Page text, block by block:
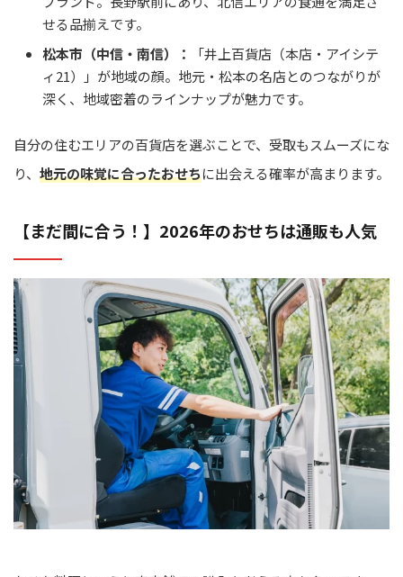
せる品揃えです。
松本市（中信・南信）：
「井上百貨店（本店・アイシテ
ィ21）」が地域の顔。地元・松本の名店とのつながりが
深く、地域密着のラインナップが魅力です。
自分の住むエリアの百貨店を選ぶことで、受取もスムーズにな
り、 地元の味覚に合ったおせちに出会える確率が高まります。
【まだ間に合う！】2026年のおせちは通販も人気